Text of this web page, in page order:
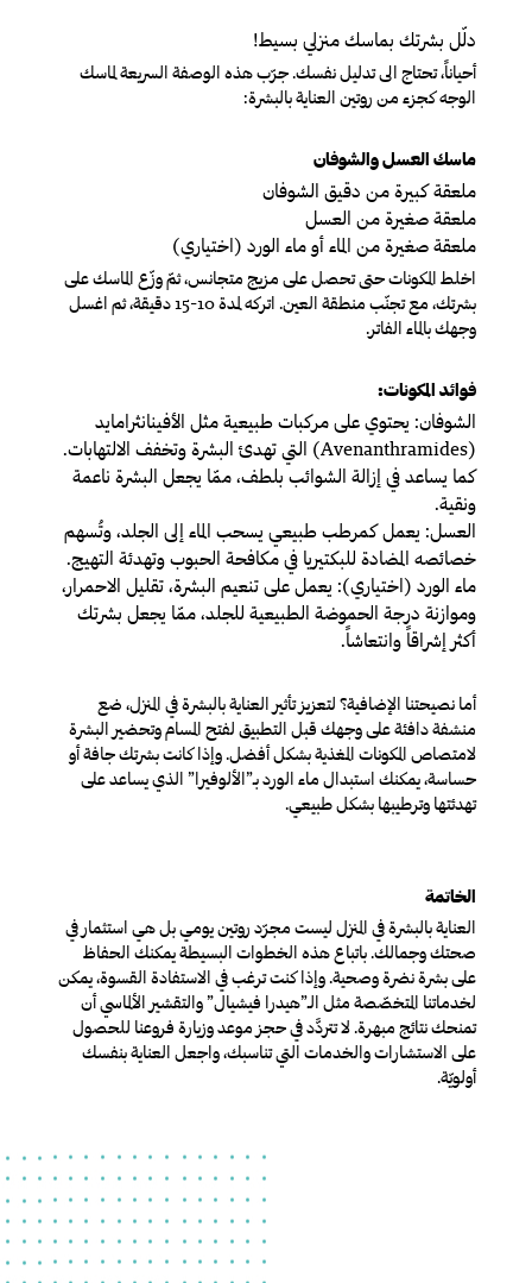
دلّل بشرتك بماسك منزلي بسيط!
أحياناً، تحتاج الى تدليل نفسك. جرّب هذه الوصفة السريعة لماسك
الوجه كجزء من روتين العناية بالبشرة:
ماسك العسل والشوفان
ملعقة كبيرة من دقيق الشوفان
ملعقة صغيرة من العسل
ملعقة صغيرة من الماء أو ماء الورد (اختياري)
اخلط المكونات حتى تحصل على مزيج متجانس، ثمّ وزّع الماسك على
بشرتك، مع تجنّب منطقة العين. اتركه لمدة 10-15 دقيقة، ثم اغسل
وجهك بالماء الفاتر.
فوائد المكونات:
الشوفان: يحتوي على مركبات طبيعية مثل الأفينانثرامايد
(
Avenanthramides) التي تهدئ البشرة وتخفف الالتهابات.
كما يساعد في إزالة الشوائب بلطف، ممّا يجعل البشرة ناعمة
ونقية.
العسل: يعمل كمرطب طبيعي يسحب الماء إلى الجلد، وتُسهم
خصائصه المضادة للبكتيريا في مكافحة الحبوب وتهدئة التهيج.
ماء الورد (اختياري): يعمل على تنعيم البشرة، تقليل الاحمرار،
وموازنة درجة الحموضة الطبيعية للجلد، ممّا يجعل بشرتك
أكثر إشراقاً وانتعاشاً.
أما نصيحتنا الإضافية؟ لتعزيز تأثير العناية بالبشرة في المنزل، ضع
منشفة دافئة على وجهك قبل التطبيق لفتح المسام وتحضير البشرة
لامتصاص المكونات المغذية بشكل أفضل. وإذا كانت بشرتك جافة أو
حساسة، يمكنك استبدال ماء الورد بـ”الألوفيرا” الذي يساعد على
تهدئتها وترطيبها بشكل طبيعي.
الخاتمة
العناية بالبشرة في المنزل ليست مجرّد روتين يومي بل هي استثمار في
صحتك وجمالك. باتباع هذه الخطوات البسيطة يمكنك الحفاظ
على بشرة نضرة وصحية. وإذا كنت ترغب في الاستفادة القسوة، يمكن
لخدماتنا المتخصّصة مثل الـ”هيدرا فيشيال” والتقشير الألماسي أن
تمنحك نتائج مبهرة. لا تتردَّد في حجز موعد وزيارة فروعنا للحصول
على الاستشارات والخدمات التي تناسبك، واجعل العناية بنفسك
أولويّة.